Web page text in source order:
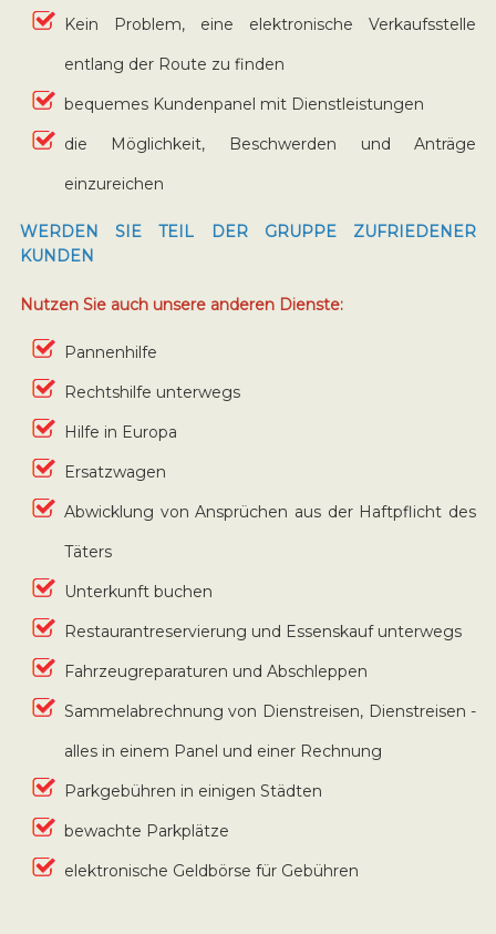
Kein Problem, eine elektronische Verkaufsstelle
entlang der Route zu finden
bequemes Kundenpanel mit Dienstleistungen
die Möglichkeit, Beschwerden und Anträge
einzureichen
WERDEN SIE TEIL DER GRUPPE ZUFRIEDENER
KUNDEN
Nutzen Sie auch unsere anderen Dienste:
Pannenhilfe
Rechtshilfe unterwegs
Hilfe in Europa
Ersatzwagen
Abwicklung von Ansprüchen aus der Haftpflicht des
Täters
Unterkunft buchen
Restaurantreservierung und Essenskauf unterwegs
Fahrzeugreparaturen und Abschleppen
Sammelabrechnung von Dienstreisen, Dienstreisen -
alles in einem Panel und einer Rechnung
Parkgebühren in einigen Städten
bewachte Parkplätze
elektronische Geldbörse für Gebühren